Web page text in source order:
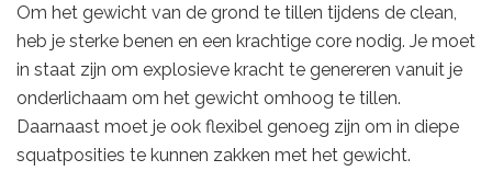
Om het gewicht van de grond te tillen tijdens de clean,
heb je sterke benen en een krachtige core nodig. Je moet
in staat zijn om explosieve kracht te genereren vanuit je
onderlichaam om het gewicht omhoog te tillen.
Daarnaast moet je ook flexibel genoeg zijn om in diepe
squatposities te kunnen zakken met het gewicht.